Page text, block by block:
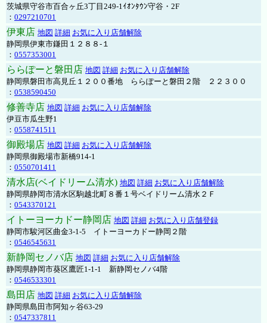
茨城県守谷市百合ヶ丘3丁目249-1ｲｵﾝﾀｳﾝ守谷・2F
： 0297210701
伊東店 地図 詳細 お気に入り店舗解除
静岡県伊東市鎌田１２８８-１
： 0557353001
ららぽーと磐田店 地図 詳細 お気に入り店舗解除
静岡県磐田市高見丘１２００番地 ららぽーと磐田２階 ２２３００
： 0538590450
修善寺店 地図 詳細 お気に入り店舗解除
伊豆市瓜生野1
： 0558741511
御殿場店 地図 詳細 お気に入り店舗解除
静岡県御殿場市新橋914-1
： 0550701411
清水店(ベイドリーム清水) 地図 詳細 お気に入り店舗解除
静岡県静岡市清水区駒越北町８番１号ベイドリーム清水２Ｆ
： 0543370121
イトーヨーカドー静岡店 地図 詳細 お気に入り店舗登録
静岡市駿河区曲金3-1-5 イトーヨーカドー静岡２階
： 0546545631
新静岡セノバ店 地図 詳細 お気に入り店舗解除
静岡県静岡市葵区鷹匠1-1-1 新静岡セノバ4階
： 0546533301
島田店 地図 詳細 お気に入り店舗解除
静岡県島田市阿知ヶ谷63-29
： 0547337811